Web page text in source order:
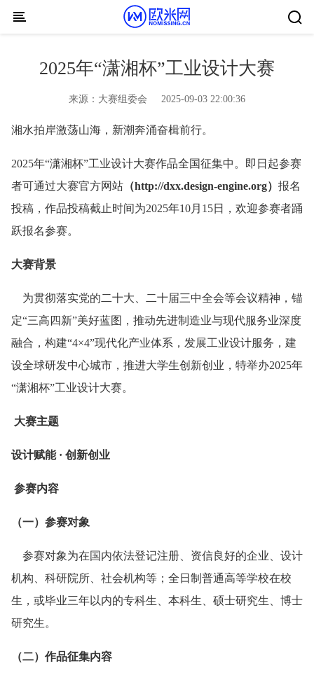
Skip to content
2025年“潇湘杯”工业设计大赛
来源： 大赛组委会 2025-09-03 22:00:36
湘水拍岸激荡山海，新潮奔涌奋楫前行。
2025年“潇湘杯”工业设计大赛作品全国征集中。即日起参赛
者可通过大赛官方网站 （http://dxx.design-engine.org） 报名
投稿，作品投稿截止时间为2025年10月15日，欢迎参赛者踊
跃报名参赛。
大赛背景
为贯彻落实党的二十大、二十届三中全会等会议精神，锚
定“三高四新”美好蓝图，推动先进制造业与现代服务业深度
融合，构建“4×4”现代化产业体系，发展工业设计服务，建
设全球研发中心城市，推进大学生创新创业，特举办2025年
“潇湘杯”工业设计大赛。
大赛主题
设计赋能 · 创新创业
参赛内容
（一）参赛对象
参赛对象为在国内依法登记注册、资信良好的企业、设计
机构、科研院所、社会机构等；全日制普通高等学校在校
生，或毕业三年以内的专科生、本科生、硕士研究生、博士
研究生。
（二）作品征集内容